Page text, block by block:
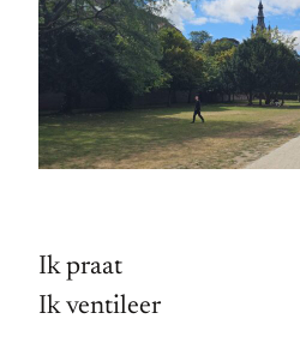
Ik praat
Ik ventileer